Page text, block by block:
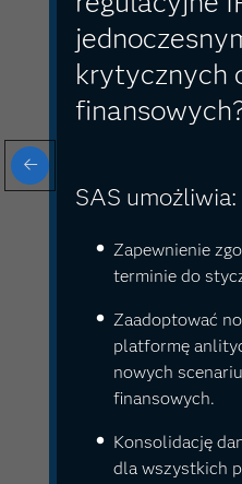
krytycznych
SAS umożliwia:
Zapewnienie
terminie do
Zaadoptować
platformę
nowych
finansowych.
Konsolidację
dla wszystkich